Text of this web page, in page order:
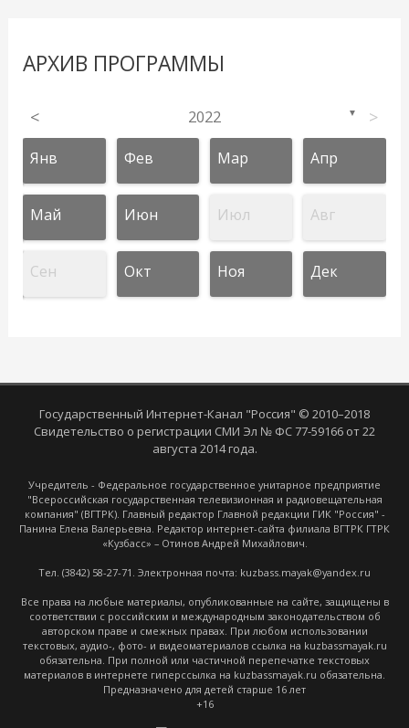
АРХИВ ПРОГРАММЫ
< 2022 ▼ >
Янв Фев Мар Апр
Май Июн Июл Авг
Сен Окт Ноя Дек
Государственный Интернет-Канал "Россия" © 2010–2018
Свидетельство о регистрации СМИ Эл № ФС 77-59166 от 22
августа 2014 года.
Учредитель - Федеральное государственное унитарное предприятие
"Всероссийская государственная телевизионная и радиовещательная
компания" (ВГТРК). Главный редактор Главной редакции ГИК "Россия" -
Панина Елена Валерьевна. Редактор интернет-сайта филиала ВГТРК ГТРК
«Кузбасс» – Отинов Андрей Михайлович.
Тел. (3842) 58-27-71. Электронная почта: kuzbass.mayak@yandex.ru
Все права на любые материалы, опубликованные на сайте, защищены в
соответствии с российским и международным законодательством об
авторском праве и смежных правах. При любом использовании
текстовых, аудио-, фото- и видеоматериалов ссылка на kuzbassmayak.ru
обязательна. При полной или частичной перепечатке текстовых
материалов в интернете гиперссылка на kuzbassmayak.ru обязательна.
Предназначено для детей старше 16 лет
+16